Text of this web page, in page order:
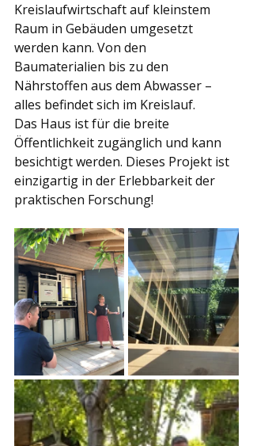
Kreislaufwirtschaft auf kleinstem
Raum in Gebäuden umgesetzt
werden kann. Von den
Baumaterialien bis zu den
Nährstoffen aus dem Abwasser –
alles befindet sich im Kreislauf.
Das Haus ist für die breite
Öffentlichkeit zugänglich und kann
besichtigt werden. Dieses Projekt ist
einzigartig in der Erlebbarkeit der
praktischen Forschung!